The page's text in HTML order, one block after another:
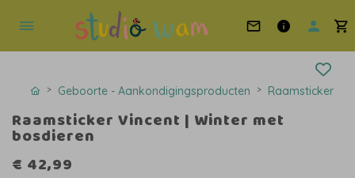
Geboorte - Aankondigingsproducten Raamsticker
Raamsticker Vincent | Winter met
bosdieren
€ 42,99